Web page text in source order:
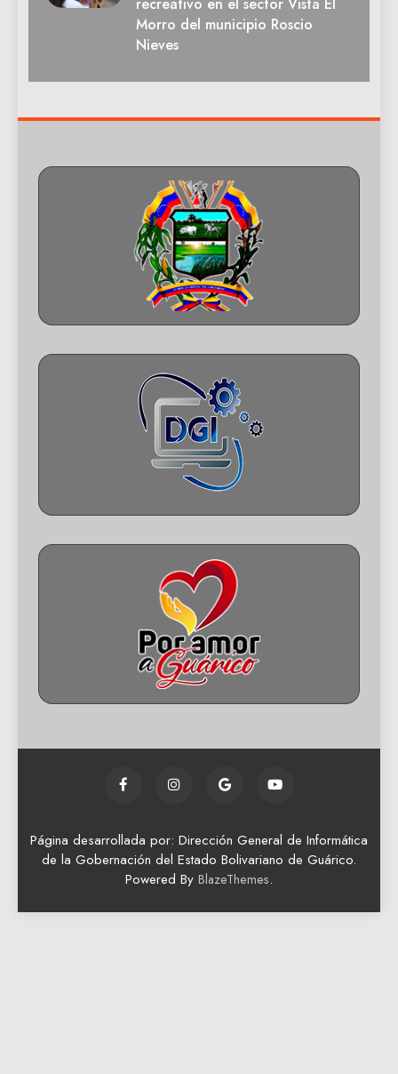
recreativo en el sector Vista El
Morro del municipio Roscio
Nieves
Página desarrollada por: Dirección General de Informática
de la Gobernación del Estado Bolivariano de Guárico.
Powered By BlazeThemes.